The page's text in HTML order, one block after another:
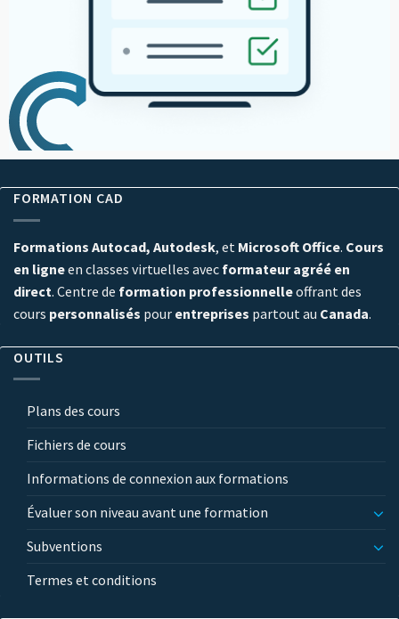
FORMATION CAD
Formations Autocad, Autodesk, et Microsoft Office. Cours
en ligneen classes virtuelles avec formateur agréé en
direct. Centre de formation professionnelleoffrant des
cours personnalisés pour entreprises partout au Canada.
OUTILS
Plans des cours
Fichiers de cours
Informations de connexion aux formations
Évaluer son niveau avant une formation
Subventions
Termes et conditions